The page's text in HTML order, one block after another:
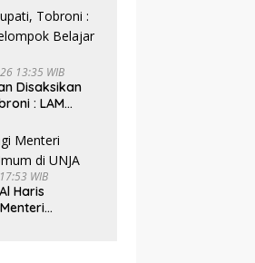
PKK, Dorong
13:35 WIB
Disaksikan
: LAM
Adat di
WIB
Haris